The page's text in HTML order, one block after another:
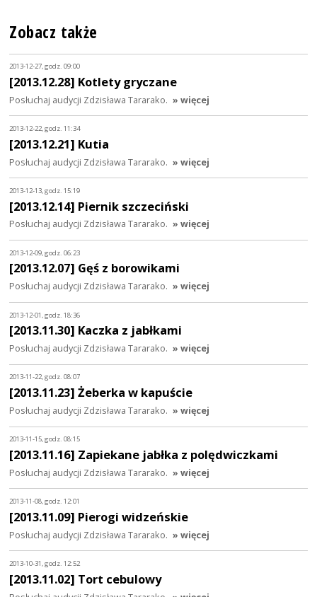
Zobacz także
2013-12-27, godz. 09:00
[2013.12.28] Kotlety gryczane
Posłuchaj audycji Zdzisława Tararako. » więcej
2013-12-22, godz. 11:34
[2013.12.21] Kutia
Posłuchaj audycji Zdzisława Tararako. » więcej
2013-12-13, godz. 15:19
[2013.12.14] Piernik szczeciński
Posłuchaj audycji Zdzisława Tararako. » więcej
2013-12-09, godz. 06:23
[2013.12.07] Gęś z borowikami
Posłuchaj audycji Zdzisława Tararako. » więcej
2013-12-01, godz. 18:36
[2013.11.30] Kaczka z jabłkami
Posłuchaj audycji Zdzisława Tararako. » więcej
2013-11-22, godz. 08:07
[2013.11.23] Żeberka w kapuście
Posłuchaj audycji Zdzisława Tararako. » więcej
2013-11-15, godz. 08:15
[2013.11.16] Zapiekane jabłka z polędwiczkami
Posłuchaj audycji Zdzisława Tararako. » więcej
2013-11-08, godz. 12:01
[2013.11.09] Pierogi widzeńskie
Posłuchaj audycji Zdzisława Tararako. » więcej
2013-10-31, godz. 12:52
[2013.11.02] Tort cebulowy